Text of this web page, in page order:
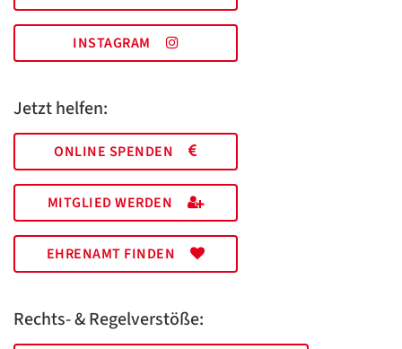
INSTAGRAM
Jetzt helfen:
ONLINE SPENDEN
MITGLIED WERDEN
EHRENAMT FINDEN
Rechts- & Regelverstöße: